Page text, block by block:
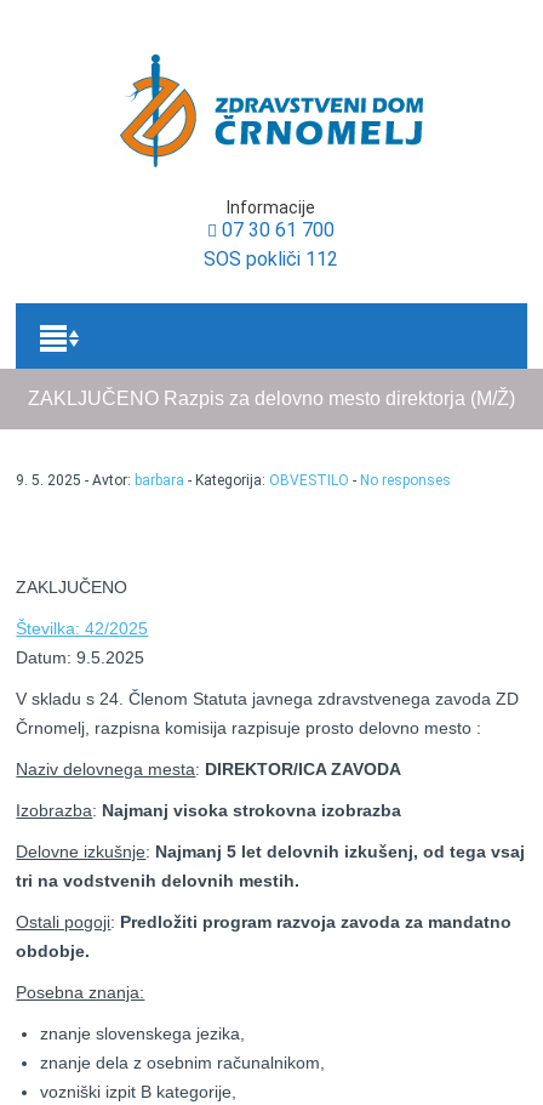
Informacije
07 30 61 700
SOS pokliči 112
ZAKLJUČENO Razpis za delovno mesto direktorja (M/Ž)
9. 5. 2025 - Avtor: barbara - Kategorija: OBVESTILO - No responses
ZAKLJUČENO
Številka: 42/2025
Datum: 9.5.2025
V skladu s 24. Členom Statuta javnega zdravstvenega zavoda ZD
Črnomelj, razpisna komisija razpisuje prosto delovno mesto :
Naziv delovnega mesta: DIREKTOR/ICA ZAVODA
Izobrazba: Najmanj visoka strokovna izobrazba
Delovne izkušnje: Najmanj 5 let delovnih izkušenj, od tega vsaj
tri na vodstvenih delovnih mestih.
Ostali pogoji: Predložiti program razvoja zavoda za mandatno
obdobje.
Posebna znanja:
znanje slovenskega jezika,
znanje dela z osebnim računalnikom,
vozniški izpit B kategorije,